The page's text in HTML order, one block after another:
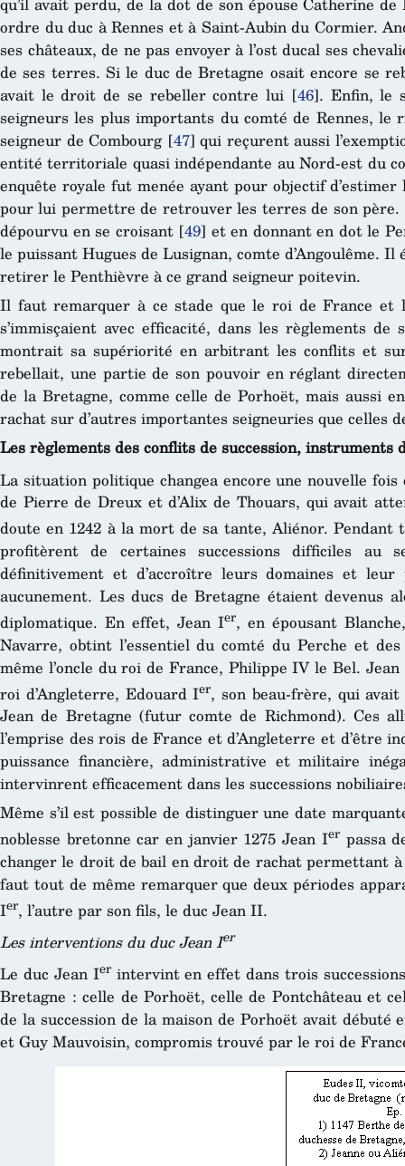
ordre du duc à Rennes et à Saint-Aubin du Cormier.
ses châteaux, de ne pas envoyer à l’ost ducal ses
de ses terres. Si le duc de Bretagne osait encore se
avait le droit de se rebeller contre lui [46]. Enfin, le
seigneurs les plus importants du comté de Rennes, le
seigneur de Combourg[47] qui reçurent aussi
entité territoriale quasi indépendante au Nord-est du
enquête royale fut menée ayant pour objectif d’estimer
pour lui permettre de retrouver les terres de son
dépourvu en se croisant[49] et en donnant en dot le
le puissant Hugues de Lusignan, comte d’Angoulême.
retirer le Penthièvre à ce grand seigneur poitevin.
Il faut remarquer à ce stade que le roi de France et
s’immisçaient avec efficacité, dans les règlements
montrait sa supériorité en arbitrant les conflits et
rebellait, une partie de son pouvoir en réglant
de la Bretagne, comme celle de Porhoët, mais aussi
rachat sur d’autres importantes seigneuries que celles
Les règlements des conflits de succession,
La situation politique changea encore une nouvelle fois
de Pierre de Dreux et d’Alix de Thouars, qui avait
doute en 1242 à la mort de sa tante, Aliénor.
profitèrent de certaines successions difficiles au
définitivement et d’accroître leurs domaines et
aucunement. Les ducs de Bretagne étaient devenus
diplomatique. En effet, Jean Ier, en épousant
Navarre, obtint l’essentiel du comté du Perche et
même l’oncle du roi de France, Philippe IV le Bel.
roi d’Angleterre, Edouard Ier, son beau-frère, qui
Jean de Bretagne (futur comte de Richmond). Ces
l’emprise des rois de France et d’Angleterre et d’être
puissance financière, administrative et militaire
intervinrent efficacement dans les successions
Même s’il est possible de distinguer une date
noblesse bretonne car en janvier 1275 Jean Ierpassa
changer le droit de bail en droit de rachat permettant à
faut tout de même remarquer que deux périodes
Ier, l’autre par son fils, le duc Jean II.
Les interventions du duc Jean Ier
Le duc Jean Ierintervint en effet dans trois
Bretagne : celle de Porhoët, celle de Pontchâteau et
de la succession de la maison de Porhoët avait débuté
et Guy Mauvoisin, compromis trouvé par le roi de